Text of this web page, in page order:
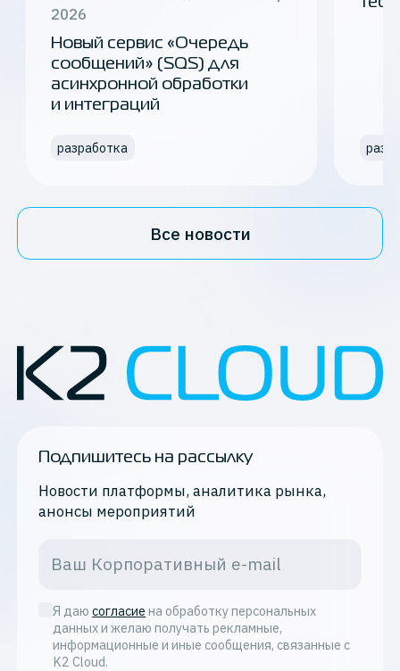
2026
Новый сервис «Очередь
сообщений» (SQS) для
асинхронной обработки
и интеграций
разработка
Все новости
Подпишитесь на рассылку
Новости платформы, аналитика рынка,
анонсы мероприятий
Я даю согласие на обработку персональных
данных и желаю получать рекламные,
информационные и иные сообщения, связанные с
K2 Cloud.